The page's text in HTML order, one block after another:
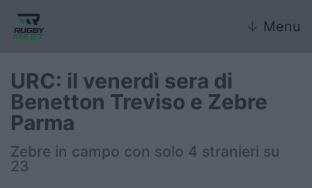
↓ Menu
Nazionale
Nazionali giovanili
URC: il venerdì sera di
Benetton Treviso e Zebre
Parma
Zebre in campo con solo 4 stranieri su
23